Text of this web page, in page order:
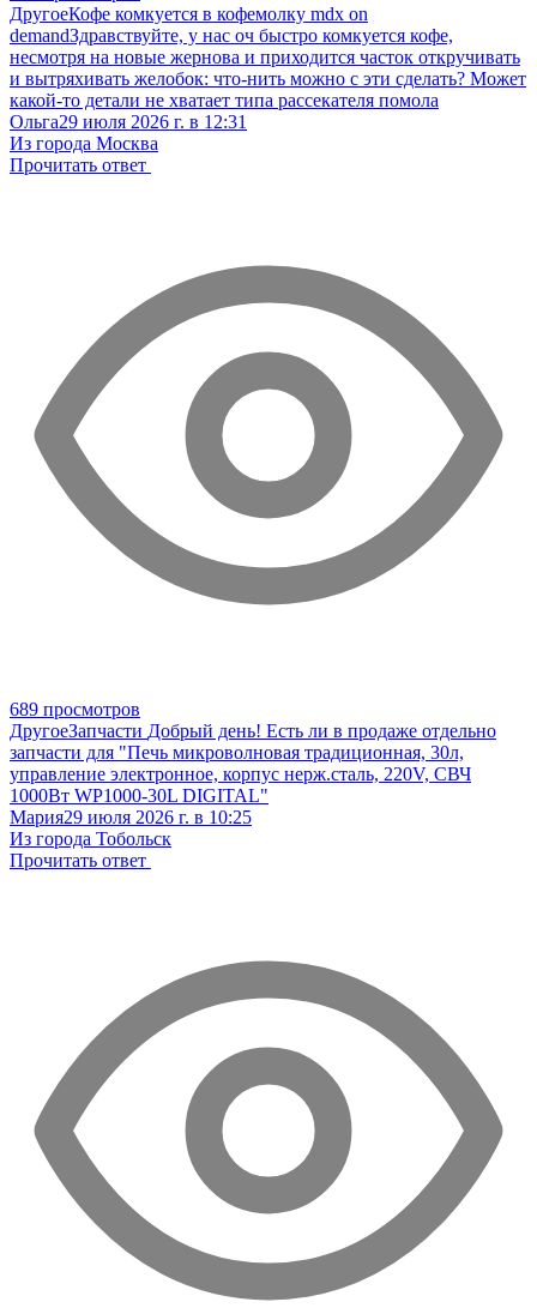
ДругоеКофе комкуется в кофемолку mdx on
demandЗдравствуйте, у нас оч быстро комкуется кофе,
несмотря на новые жернова и приходится часток откручивать
и вытряхивать желобок: что-нить можно с эти сделать? Может
какой-то детали не хватает типа рассекателя помола
Ольга29 июля 2026 г. в 12:31
Из города Москва
Прочитать ответ
689 просмотров
ДругоеЗапчасти Добрый день! Есть ли в продаже отдельно
запчасти для "Печь микроволновая традиционная, 30л,
управление электронное, корпус нерж.сталь, 220V, СВЧ
1000Вт WP1000-30L DIGITAL"
Мария29 июля 2026 г. в 10:25
Из города Тобольск
Прочитать ответ